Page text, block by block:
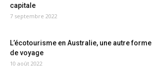
capitale
7 septembre 2022
L’écotourisme en Australie, une autre forme
de voyage
10 août 2022